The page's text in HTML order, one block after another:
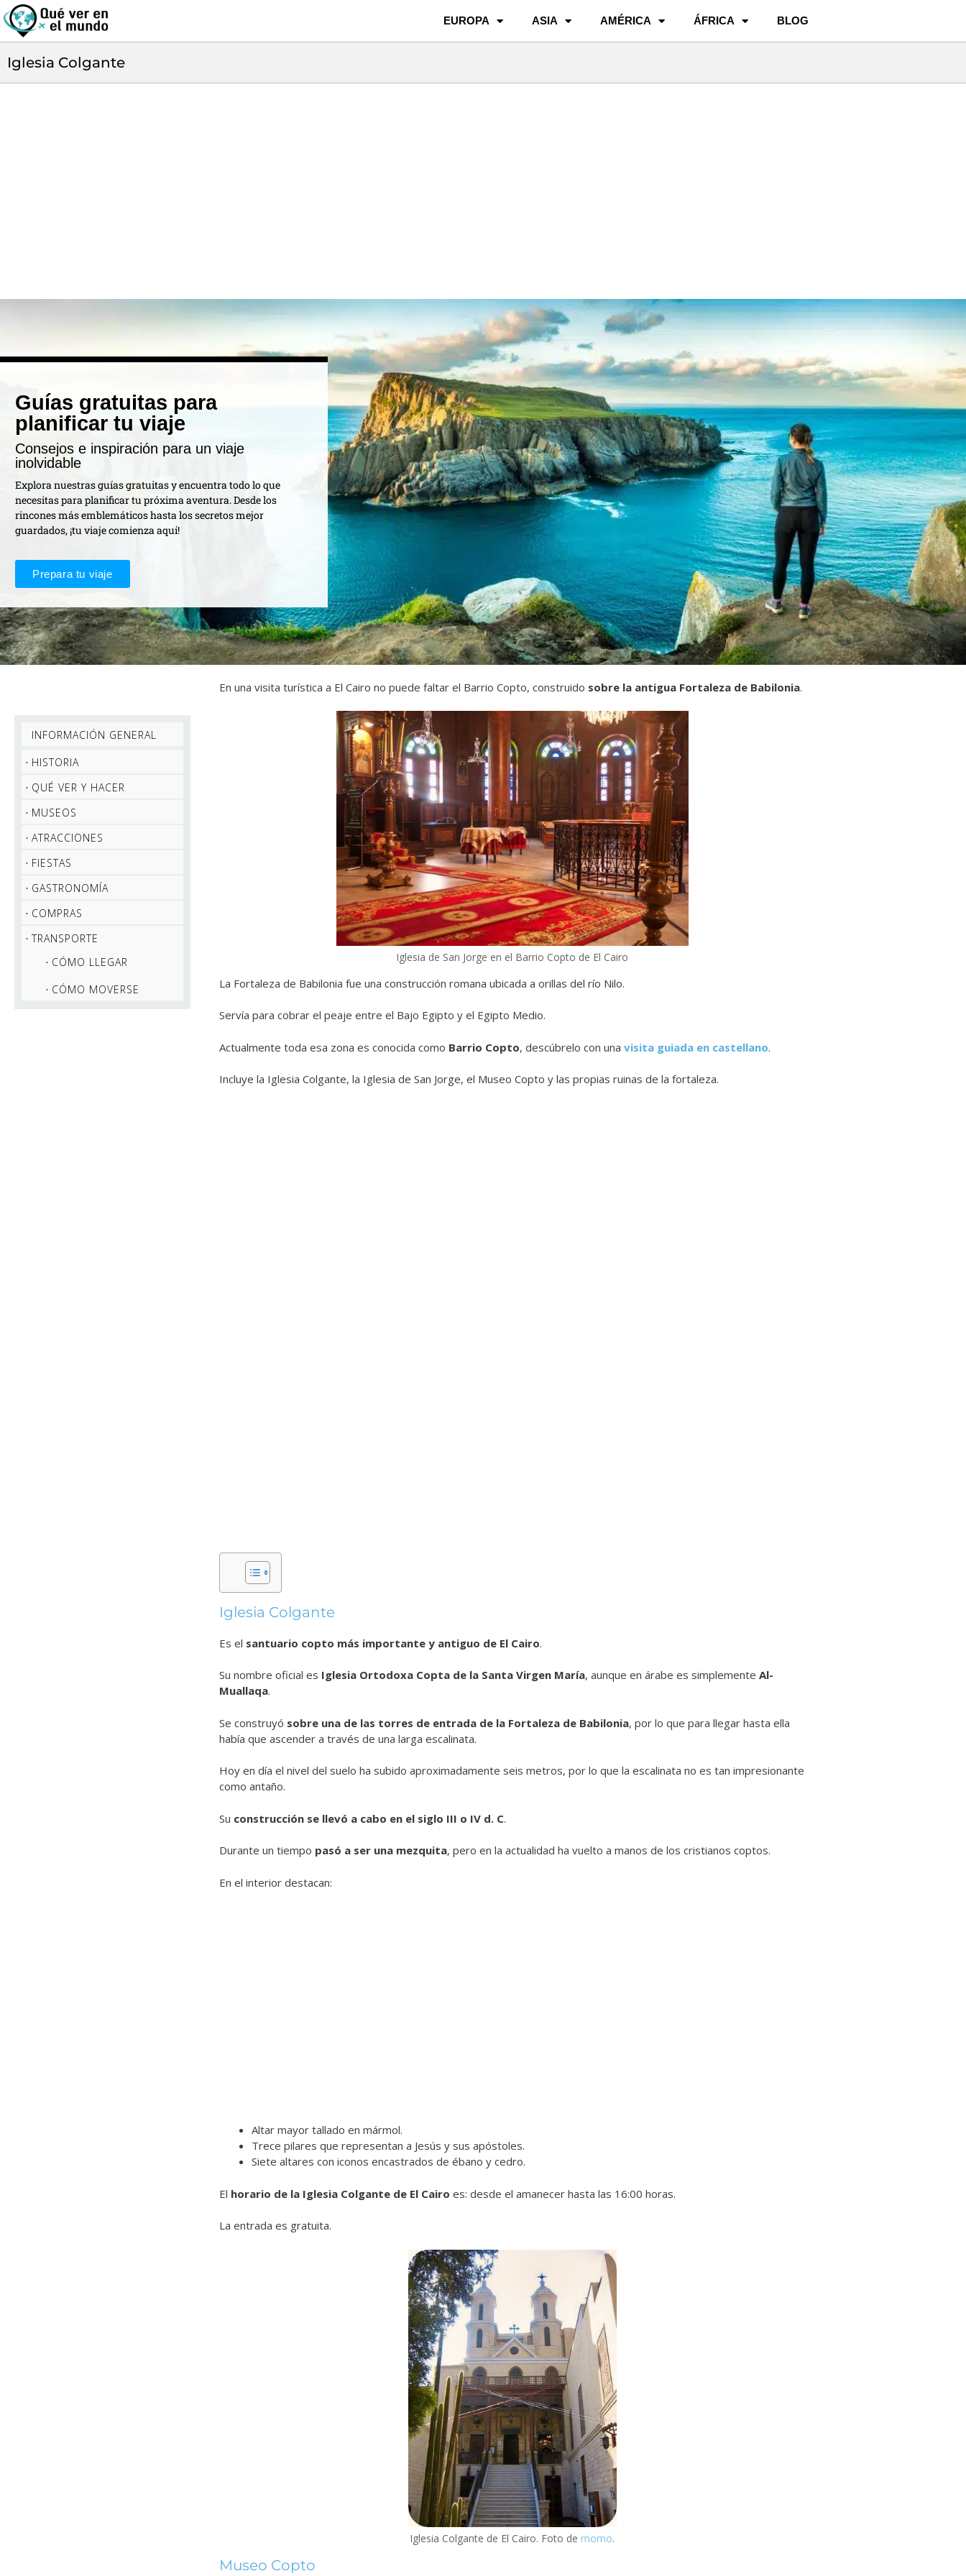
EUROPA ASIA AMÉRICA ÁFRICA BLOG
Iglesia Colgante
Guías gratuitas para
planificar tu viaje
Consejos e inspiración para un viaje
inolvidable
Explora nuestras guías gratuitas y encuentra todo lo que
necesitas para planificar tu próxima aventura. Desde los
rincones más emblemáticos hasta los secretos mejor
guardados, ¡tu viaje comienza aquí!
Prepara tu viaje
INFORMACIÓN GENERAL
HISTORIA
QUÉ VER Y HACER
MUSEOS
ATRACCIONES
FIESTAS
GASTRONOMÍA
COMPRAS
TRANSPORTE
CÓMO LLEGAR
CÓMO MOVERSE
En una visita turística a El Cairo no puede faltar el Barrio Copto, construido sobre la antigua Fortaleza de Babilonia.
Iglesia de San Jorge en el Barrio Copto de El Cairo
La Fortaleza de Babilonia fue una construcción romana ubicada a orillas del río Nilo.
Servía para cobrar el peaje entre el Bajo Egipto y el Egipto Medio.
Actualmente toda esa zona es conocida como Barrio Copto, descúbrelo con una visita guiada en castellano.
Incluye la Iglesia Colgante, la Iglesia de San Jorge, el Museo Copto y las propias ruinas de la fortaleza.
Iglesia Colgante
Es el santuario copto más importante y antiguo de El Cairo.
Su nombre oficial es Iglesia Ortodoxa Copta de la Santa Virgen María, aunque en árabe es simplemente Al-
Muallaqa.
Se construyó sobre una de las torres de entrada de la Fortaleza de Babilonia, por lo que para llegar hasta ella
había que ascender a través de una larga escalinata.
Hoy en día el nivel del suelo ha subido aproximadamente seis metros, por lo que la escalinata no es tan impresionante
como antaño.
Su construcción se llevó a cabo en el siglo III o IV d. C.
Durante un tiempo pasó a ser una mezquita, pero en la actualidad ha vuelto a manos de los cristianos coptos.
En el interior destacan:
Altar mayor tallado en mármol.
Trece pilares que representan a Jesús y sus apóstoles.
Siete altares con iconos encastrados de ébano y cedro.
El horario de la Iglesia Colgante de El Cairo es: desde el amanecer hasta las 16:00 horas.
La entrada es gratuita.
Iglesia Colgante de El Cairo. Foto de momo.
Museo Copto